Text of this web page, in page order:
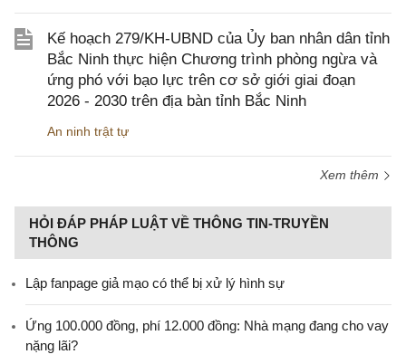
Kế hoạch 279/KH-UBND của Ủy ban nhân dân tỉnh
Bắc Ninh thực hiện Chương trình phòng ngừa và
ứng phó với bạo lực trên cơ sở giới giai đoạn
2026 - 2030 trên địa bàn tỉnh Bắc Ninh
An ninh trật tự
Xem thêm
HỎI ĐÁP PHÁP LUẬT VỀ THÔNG TIN-TRUYỀN
THÔNG
Lập fanpage giả mạo có thể bị xử lý hình sự
Ứng 100.000 đồng, phí 12.000 đồng: Nhà mạng đang cho vay
nặng lãi?